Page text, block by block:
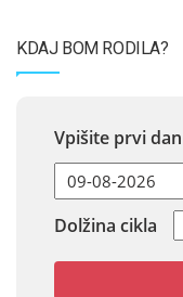
KDAJ BOM RODILA?
Vpišite prvi
Dolžina cikla